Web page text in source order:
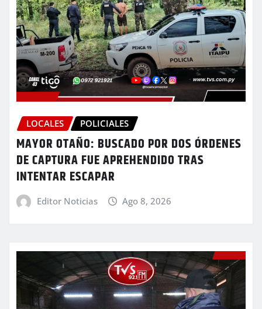
LOCALES POLICIALES
MAYOR OTAÑO: BUSCADO POR DOS ÓRDENES
DE CAPTURA FUE APREHENDIDO TRAS
INTENTAR ESCAPAR
Editor Noticias Ago 8, 2026